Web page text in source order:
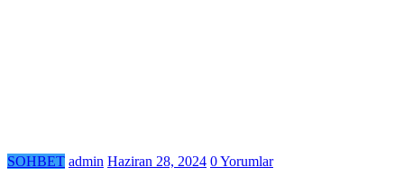
SOHBET admin Haziran 28, 2024 0 Yorumlar